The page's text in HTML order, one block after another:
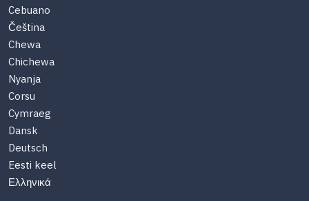
Cebuano
Čeština
Chewa
Chichewa
Nyanja
Corsu
Cymraeg
Dansk
Deutsch
Eesti keel
Ελληνικά